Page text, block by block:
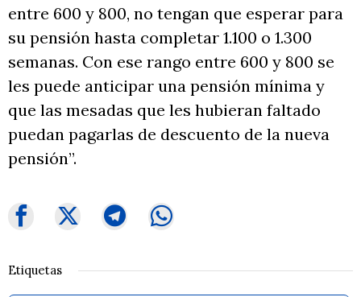
entre 600 y 800, no tengan que esperar para
su pensión hasta completar 1.100 o 1.300
semanas. Con ese rango entre 600 y 800 se
les puede anticipar una pensión mínima y
que las mesadas que les hubieran faltado
puedan pagarlas de descuento de la nueva
pensión”.
Etiquetas